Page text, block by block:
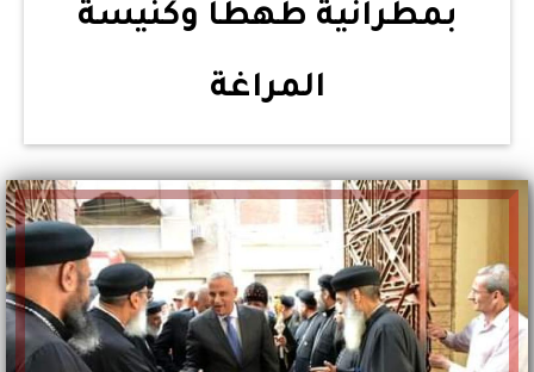
بمطرانية طهطا وكنيسة
المراغة